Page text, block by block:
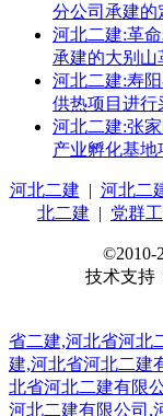
分公司承建的
河北二建:革
承建的大别山
河北二建:寿
供热项目进行
河北二建:张
产业孵化基地
河北二建 | 河北二
北二建 | 党群
©2010-
技术支持
省二建,河北省河北
建,河北省河北二建
北省河北二建有限
河北二建有限公司,